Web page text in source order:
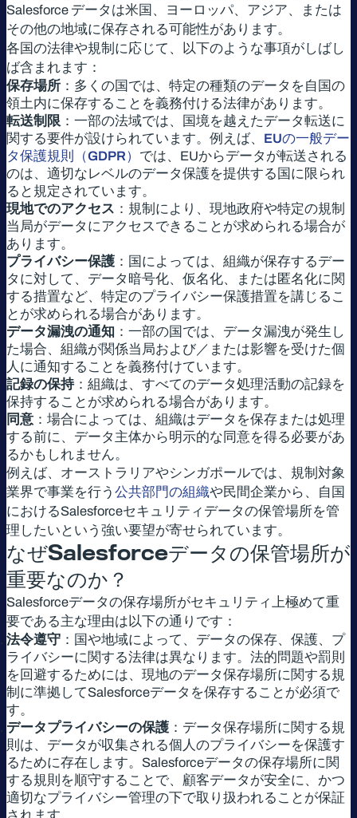
Salesforce データは米国、ヨーロッパ、アジア、または
その他の地域に保存される可能性があります。
各国の法律や規制に応じて、以下のような事項がしばし
ば含まれます：
保存場所 ：多くの国では、特定の種類のデータを自国の
領土内に保存することを義務付ける法律があります。
転送制限 ：一部の法域では、国境を越えたデータ転送に
関する要件が設けられています。例えば、 EUの一般デー
タ保護規則（GDPR） では、EUからデータが転送される
のは、適切なレベルのデータ保護を提供する国に限られ
ると規定されています。
現地でのアクセス ：規制により、現地政府や特定の規制
当局がデータにアクセスできることが求められる場合が
あります。
プライバシー保護 ：国によっては、組織が保存するデー
タに対して、データ暗号化、仮名化、または匿名化に関
する措置など、特定のプライバシー保護措置を講じるこ
とが求められる場合があります。
データ漏洩の通知 ：一部の国では、データ漏洩が発生し
た場合、組織が関係当局および／または影響を受けた個
人に通知することを義務付けています。
記録の保持：組織は、すべてのデータ処理活動の記録を
保持することが求められる場合があります。
同意 ：場合によっては、組織はデータを保存または処理
する前に、データ主体から明示的な同意を得る必要があ
るかもしれません。
例えば、オーストラリアやシンガポールでは、規制対象
業界で事業を行う 公共部門の組織や民間企業から、自国
におけるSalesforceセキュリティデータの保管場所を管
理したいという強い要望が寄せられています。
なぜSalesforceデータの保管場所が
重要なのか？
Salesforceデータの保存場所がセキュリティ上極めて重
要である主な理由は以下の通りです：
法令遵守 ：国や地域によって、データの保存、保護、プ
ライバシーに関する法律は異なります。法的問題や罰則
を回避するためには、現地のデータ保存場所に関する規
制に準拠してSalesforceデータを保存することが必須で
す。
データプライバシーの保護 ：データ保存場所に関する規
則は、データが収集される個人のプライバシーを保護す
るために存在します。Salesforceデータの保存場所に関
する規則を順守することで、顧客データが安全に、かつ
適切なプライバシー管理の下で取り扱われることが保証
されます。